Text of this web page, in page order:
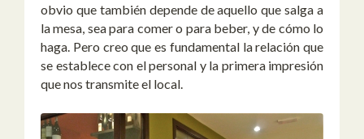
obvio que también depende de aquello que salga a
la mesa, sea para comer o para beber, y de cómo lo
haga. Pero creo que es fundamental la relación que
se establece con el personal y la primera impresión
que nos transmite el local.